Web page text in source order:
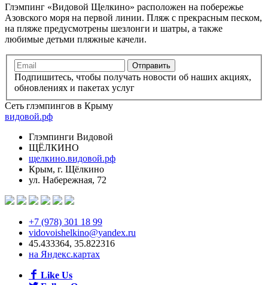
Глэмпинг «Видовой Щелкино» расположен на побережье
Азовского моря на первой линии. Пляж с прекрасным песком,
на пляже предусмотрены шезлонги и шатры, а также
любимые детьми пляжные качели.
Подпишитесь, чтобы получать новости об наших акциях,
обновлениях и пакетах услуг
Сеть глэмпингов в Крыму
видовой.рф
Глэмпинги Видовой
ЩЁЛКИНО
щелкино.видовой.рф
Крым, г. Щёлкино
ул. Набережная, 72
+7 (978) 301 18 99
vidovoishelkino@yandex.ru
45.433364, 35.822316
на Яндекс.картах
Like Us